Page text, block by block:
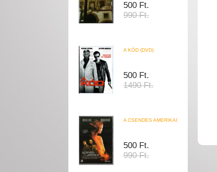
500 Ft.
990 Ft.
A KÓD (DVD)
500 Ft.
1490 Ft.
A CSENDES AMERIKAI
500 Ft.
990 Ft.